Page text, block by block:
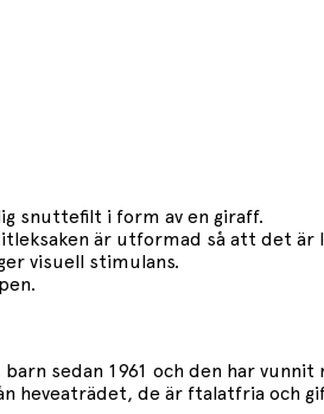
snuttefilt i form av en giraff.
är utformad så att det
visuell stimulans.
sedan 1961 och den har
heveaträdet, de är ftalatfria och